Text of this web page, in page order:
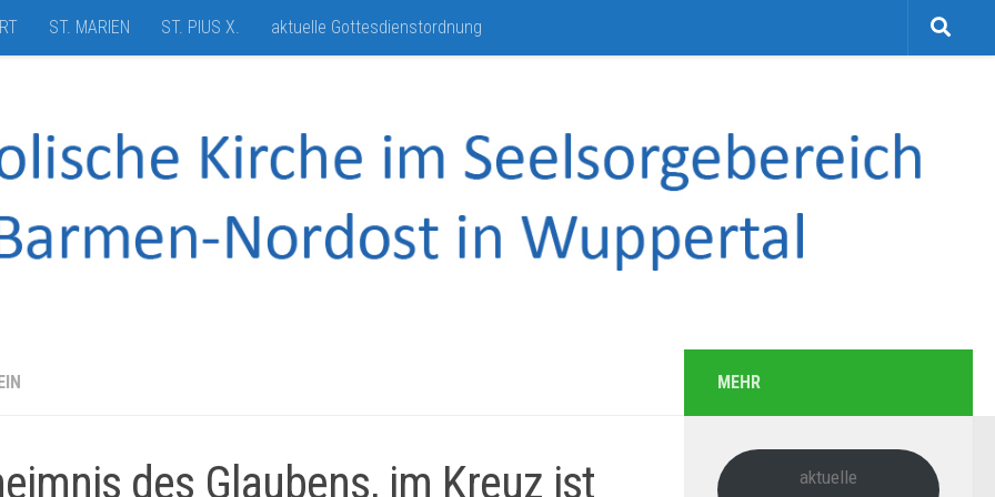
ST. MARIEN ST. PIUS X. aktuelle Gottesdienstordnung
des Glaubens, im Kreuz ist
MEHR
aktuelle